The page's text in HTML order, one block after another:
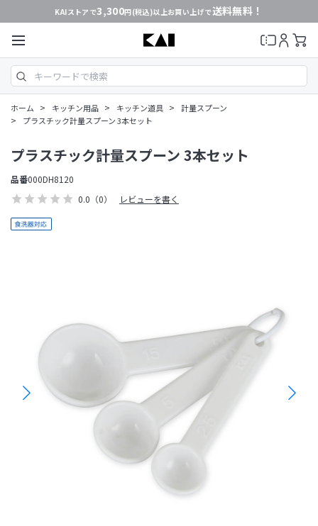
KAIストアで3,300円(税込)以上お買い上げで送料無料！
ホーム > キッチン用品 > キッチン道具 > 計量スプーン
> プラスチック計量スプーン 3本セット
0.0 （0） レビューを書く
プラスチック計量スプーン 3本セット
品番000DH8120